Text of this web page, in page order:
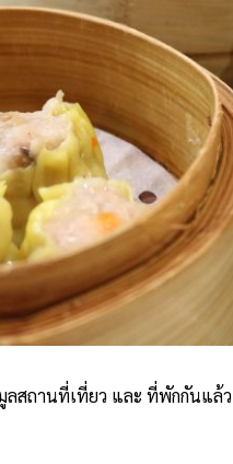
ลสถานที่เที่ยว และ ที่พักกันแ